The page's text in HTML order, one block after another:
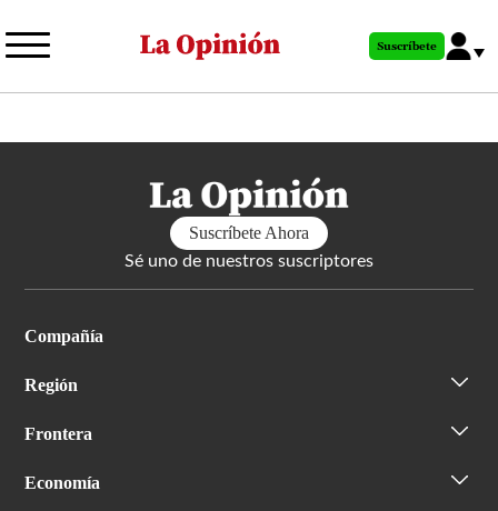
al
principal
Suscríbete
Suscríbete Ahora
Sé uno de nuestros suscriptores
Compañía
Región
Frontera
Economía